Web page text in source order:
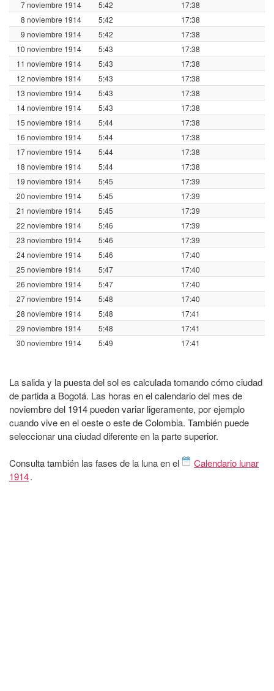
7 noviembre 1914 5:42
17:38
8 noviembre 1914
5:42
17:38
9 noviembre 1914
5:42
17:38
10 noviembre 1914
5:43
17:38
11 noviembre 1914
5:43
17:38
12 noviembre 1914
5:43
17:38
13 noviembre 1914
5:43
17:38
14 noviembre 1914
5:43
17:38
15 noviembre 1914
5:44
17:38
16 noviembre 1914
5:44
17:38
17 noviembre 1914
5:44
17:38
18 noviembre 1914
5:44
17:38
19 noviembre 1914
5:45
17:39
20 noviembre 1914
5:45
17:39
21 noviembre 1914
5:45
17:39
22 noviembre 1914
5:46
17:39
23 noviembre 1914
5:46
17:39
24 noviembre 1914
5:46
17:40
25 noviembre 1914
5:47
17:40
26 noviembre 1914
5:47
17:40
27 noviembre 1914
5:48
17:40
28 noviembre 1914
5:48
17:41
29 noviembre 1914
5:48
17:41
30 noviembre 1914
5:49 17:41
La salida y la puesta del sol es calculada tomando cómo ciudad
de partida a Bogotá. Las horas en el calendario del mes de
noviembre del 1914 pueden variar ligeramente, por ejemplo
cuando vive en el oeste o este de Colombia. También puede
seleccionar una ciudad diferente en la parte superior.
Consulta también las fases de la luna en el
Calendario lunar
1914.